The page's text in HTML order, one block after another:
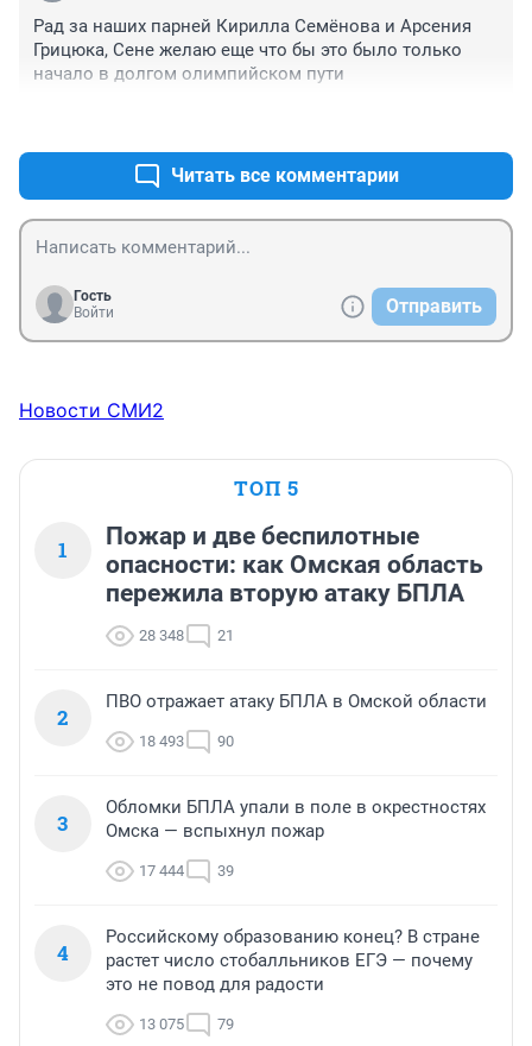
Рад за наших парней Кирилла Семёнова и Арсения
Грицюка, Сене желаю еще что бы это было только
начало в долгом олимпийском пути
Читать все комментарии
Гость
Войти
Отправить
Новости СМИ2
ТОП 5
1
Пожар и две беспилотные
опасности: как Омская область
пережила вторую атаку БПЛА
28 348 21
2
ПВО отражает атаку БПЛА в Омской области
18 493 90
3
Обломки БПЛА упали в поле в окрестностях
Омска — вспыхнул пожар
17 444 39
4
Российскому образованию конец? В стране
растет число стобалльников ЕГЭ — почему
это не повод для радости
13 075 79